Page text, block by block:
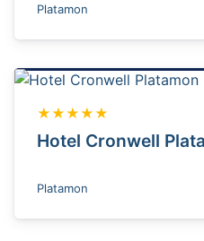
Platamon
★★★★★
Hotel Cronwell
Platamon